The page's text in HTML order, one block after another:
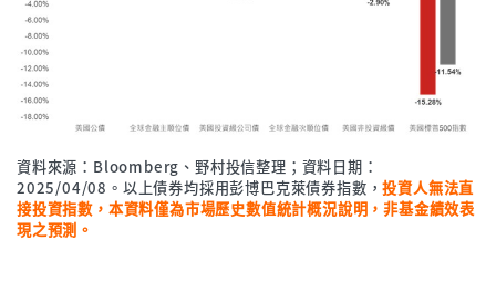
資料來源：Bloomberg、野村投信整理；資料日期：
2025/04/08。以上債券均採用彭博巴克萊債券指數，投資人無法直
接投資指數，本資料僅為市場歷史數值統計概況說明，非基金績效表
現之預測。